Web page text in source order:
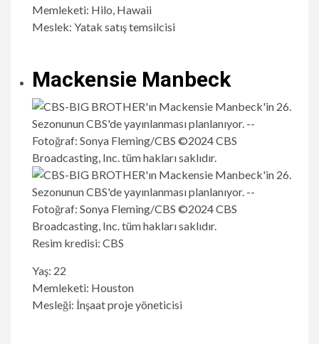
Memleketi: Hilo, Hawaii
Meslek: Yatak satış temsilcisi
Mackensie Manbeck
Resim kredisi: CBS
Yaş: 22
Memleketi: Houston
Mesleği: İnşaat proje yöneticisi